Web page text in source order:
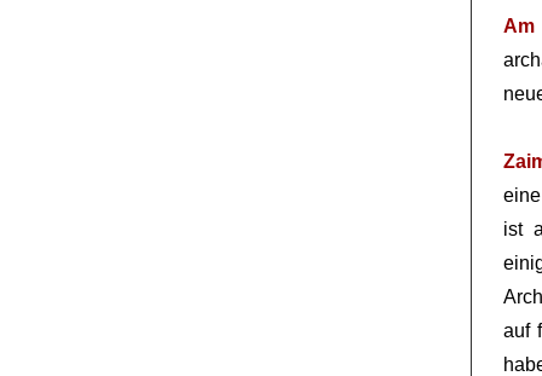
Am
ist
auf